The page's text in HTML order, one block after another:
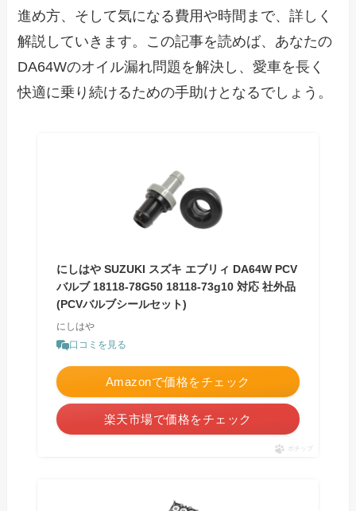
進め方、そして気になる費用や時間まで、詳しく
解説していきます。この記事を読めば、あなたの
DA64Wのオイル漏れ問題を解決し、愛車を長く
快適に乗り続けるための手助けとなるでしょう。
にしはや SUZUKI スズキ エブリィ DA64W PCV
バルブ 18118-78G50 18118-73g10 対応 社外品
(PCVバルブシールセット)
にしはや
口コミを見る
Amazonで価格をチェック
楽天市場で価格をチェック
ポチップ